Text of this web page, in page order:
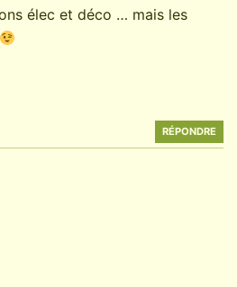
élec et déco … mais les
RÉPONDRE